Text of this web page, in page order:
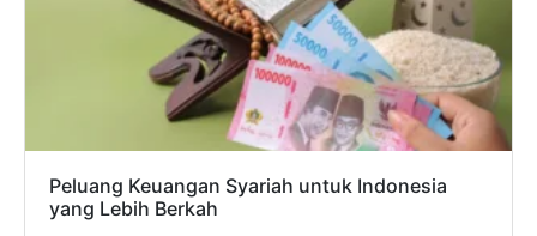
Peluang Keuangan Syariah untuk Indonesia
yang Lebih Berkah